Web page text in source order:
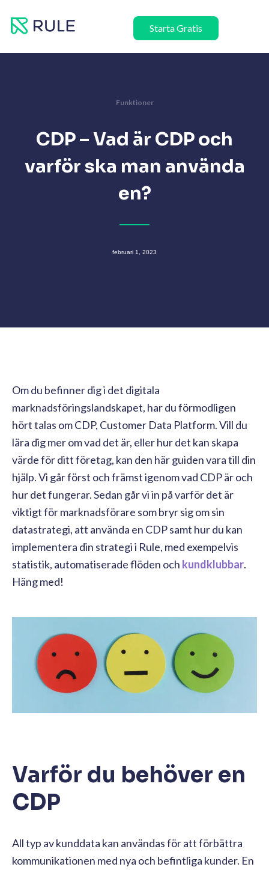
Starta Gratis
Funktioner
CDP – Vad är CDP och
varför ska man använda
en?
februari 1, 2023
Om du befinner dig i det digitala
marknadsföringslandskapet, har du förmodligen
hört talas om CDP, Customer Data Platform. Vill du
lära dig mer om vad det är, eller hur det kan skapa
värde för ditt företag, kan den här guiden vara till din
hjälp. Vi går först och främst igenom vad CDP är och
hur det fungerar. Sedan går vi in på varför det är
viktigt för marknadsförare som bryr sig om sin
datastrategi, att använda en CDP samt hur du kan
implementera din strategi i Rule, med exempelvis
statistik, automatiserade flöden och kundklubbar.
Häng med!
Varför du behöver en
CDP
All typ av kunddata kan användas för att förbättra
kommunikationen med nya och befintliga kunder. En